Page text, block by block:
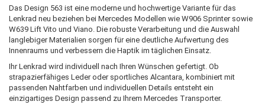
Das Design 563 ist eine moderne und hochwertige Variante für das
Lenkrad neu beziehen bei Mercedes Modellen wie W906 Sprinter sowie
W639 Lift Vito und Viano. Die robuste Verarbeitung und die Auswahl
langlebiger Materialien sorgen für eine deutliche Aufwertung des
Innenraums und verbessern die Haptik im täglichen Einsatz.
Ihr Lenkrad wird individuell nach Ihren Wünschen gefertigt. Ob
strapazierfähiges Leder oder sportliches Alcantara, kombiniert mit
passenden Nahtfarben und individuellen Details entsteht ein
einzigartiges Design passend zu Ihrem Mercedes Transporter.